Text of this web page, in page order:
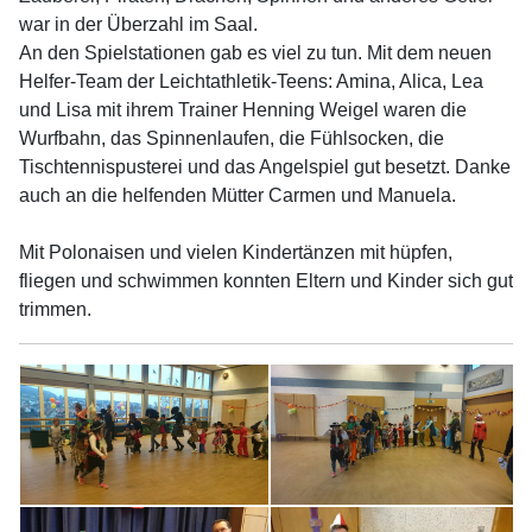
war in der Überzahl im Saal.
An den Spielstationen gab es viel zu tun. Mit dem neuen
Helfer-Team der Leichtathletik-Teens: Amina, Alica, Lea
und Lisa mit ihrem Trainer Henning Weigel waren die
Wurfbahn, das Spinnenlaufen, die Fühlsocken, die
Tischtennispusterei und das Angelspiel gut besetzt. Danke
auch an die helfenden Mütter Carmen und Manuela.
Mit Polonaisen und vielen Kindertänzen mit hüpfen,
fliegen und schwimmen konnten Eltern und Kinder sich gut
trimmen.